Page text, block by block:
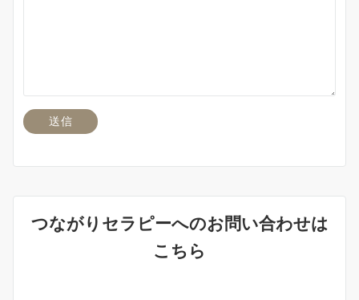
つながりセラピーへのお問い合わせは
こちら